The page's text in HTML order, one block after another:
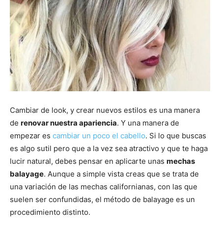
Cambiar de look, y crear nuevos estilos es una manera
de renovar nuestra apariencia. Y una manera de
empezar es cambiar un poco el cabello. Si lo que buscas
es algo sutil pero que a la vez sea atractivo y que te haga
lucir natural, debes pensar en aplicarte unas mechas
balayage. Aunque a simple vista creas que se trata de
una variación de las mechas californianas, con las que
suelen ser confundidas, el método de balayage es un
procedimiento distinto.